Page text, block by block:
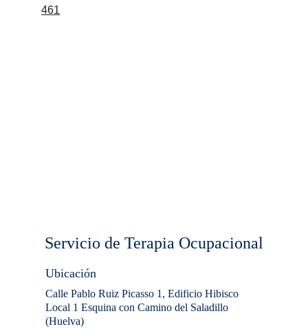
461
Servicio de Terapia Ocupacional
Ubicación
Calle Pablo Ruiz Picasso 1 , Edificio Hibisco
Local 1 Esquina con Camino del Saladillo
(Huelva)